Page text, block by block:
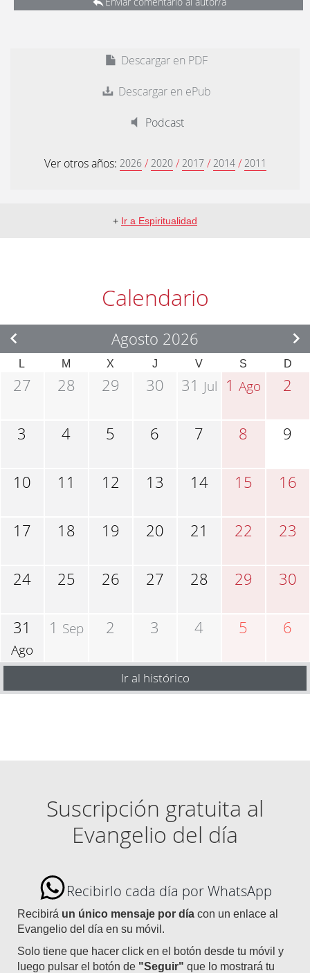
Descargar en PDF
Descargar en ePub
Podcast
Ver otros años: 2026 / 2020 / 2017 / 2014 / 2011
+ Ir a Espiritualidad
Calendario
Agosto 2026
L M X J V S D
27 28 29 30 31 Jul 1Ago 2
3 4 5 6 7 8 9
10 11 12 13 14 15 16
17 18 19 20 21 22 23
24 25 26 27 28 29 30
31
Ago
1 Sep 2 3 4 5 6
Ir al histórico
Suscripción gratuita al
Evangelio del día
Recibirlo cada día por WhatsApp
Recibirá un único mensaje por día con un enlace al
Evangelio del día en su móvil.
Solo tiene que hacer click en el botón desde tu móvil y
luego pulsar el botón de "Seguir" que lo mostrará tu